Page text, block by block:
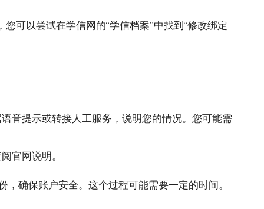
可以尝试在学信网的“学信档案”中找到“修改绑定
音提示或转接人工服务，说明您的情况。您可能需
官网说明。
确保账户安全。这个过程可能需要一定的时间。